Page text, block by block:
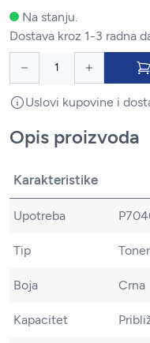
Na stanju.
Dostava kroz 1-3 radna
Uslovi kupovine i
Opis proizvoda
Karakteristike
Upotreba
Tip Toner
Boja Crna
Kapacitet